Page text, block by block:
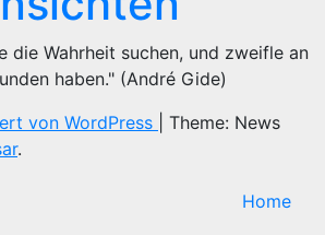
die Wahrheit suchen, und zweifle an
haben." (André Gide)
von WordPress
Theme: News
.
Home